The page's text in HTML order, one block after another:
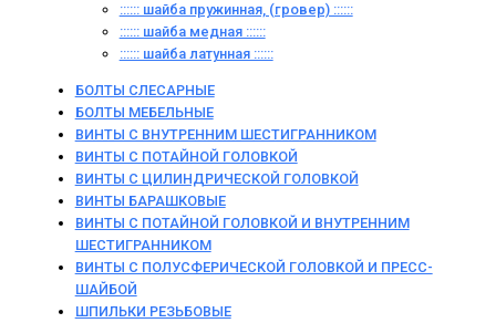
:::::: шайба пружинная, (гровер) ::::::
:::::: шайба медная ::::::
:::::: шайба латунная ::::::
БОЛТЫ СЛЕСАРНЫЕ
БОЛТЫ МЕБЕЛЬНЫЕ
ВИНТЫ С ВНУТРЕННИМ ШЕСТИГРАННИКОМ
ВИНТЫ С ПОТАЙНОЙ ГОЛОВКОЙ
ВИНТЫ С ЦИЛИНДРИЧЕСКОЙ ГОЛОВКОЙ
ВИНТЫ БАРАШКОВЫЕ
ВИНТЫ С ПОТАЙНОЙ ГОЛОВКОЙ И ВНУТРЕННИМ
ШЕСТИГРАННИКОМ
ВИНТЫ С ПОЛУСФЕРИЧЕСКОЙ ГОЛОВКОЙ И ПРЕСС-
ШАЙБОЙ
ШПИЛЬКИ РЕЗЬБОВЫЕ